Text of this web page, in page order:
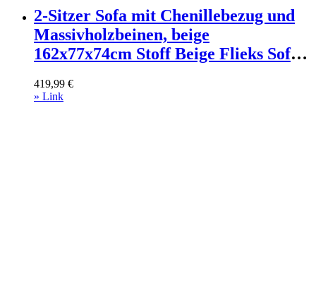
2-Sitzer Sofa mit Chenillebezug und
Massivholzbeinen, beige
162x77x74cm Stoff Beige Flieks Sofas
Sitzer-Sofas
419,99 €
» Link